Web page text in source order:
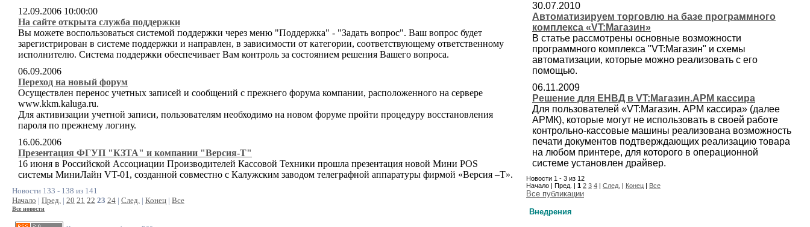
12.09.2006 10:00:00
На сайте открыта служба поддержки
Вы можете воспользоваться системой поддержки через меню "Поддержка" - "Задать вопрос". Ваш вопрос будет
зарегистрирован в системе поддержки и направлен, в зависимости от категории, соответствующему ответственному
исполнителю. Система поддержки обеспечивает Вам контроль за состоянием решения Вашего вопроса.
06.09.2006
Переход на новый форум
Осуществлен перенос учетных записей и сообщений с прежнего форума компании, расположенного на сервере
www.kkm.kaluga.ru.
Для активизации учетной записи, пользователям необходимо на новом форуме пройти процедуру восстановления
пароля по прежнему логину.
16.06.2006
Презентация ФГУП "КЗТА" и компании "Версия-Т"
16 июня в Российской Ассоциации Производителей Кассовой Техники прошла презентация новой Мини POS
системы МиниЛайн VT-01, созданной совместно с Калужским заводом телеграфной аппаратуры фирмой «Версия –Т».
Новости 133 - 138 из 141
Начало | Пред. | 20 21 22 23 24 | След. | Конец | Все
Все новости
30.07.2010
Автоматизируем торговлю на базе программного
комплекса «VT:Магазин»
В статье рассмотрены основные возможности
программного комплекса "VT:Магазин" и схемы
автоматизации, которые можно реализовать с его
помощью.
06.11.2009
Решение для ЕНВД в VT:Магазин.АРМ кассира
Для пользователей «VT:Магазин. АРМ кассира» (далее
АРМК), которые могут не использовать в своей работе
контрольно-кассовые машины реализована возможность
печати документов подтверждающих реализацию товара
на любом принтере, для которого в операционной
системе установлен драйвер.
Новости 1 - 3 из 12
Начало | Пред. | 1 2 3 4 | След. | Конец | Все
Все публикации
Внедрения